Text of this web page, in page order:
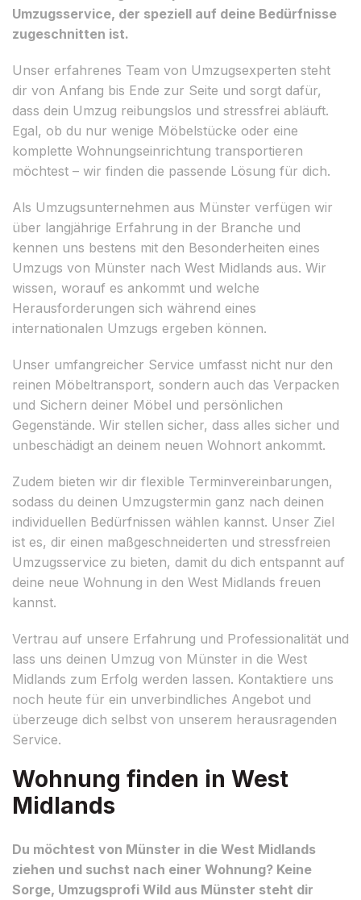
Umzugsservice, der speziell auf deine Bedürfnisse
zugeschnitten ist.
Unser erfahrenes Team von Umzugsexperten steht
dir von Anfang bis Ende zur Seite und sorgt dafür,
dass dein Umzug reibungslos und stressfrei abläuft.
Egal, ob du nur wenige Möbelstücke oder eine
komplette Wohnungseinrichtung transportieren
möchtest – wir finden die passende Lösung für dich.
Als Umzugsunternehmen aus Münster verfügen wir
über langjährige Erfahrung in der Branche und
kennen uns bestens mit den Besonderheiten eines
Umzugs von Münster nach West Midlands aus. Wir
wissen, worauf es ankommt und welche
Herausforderungen sich während eines
internationalen Umzugs ergeben können.
Unser umfangreicher Service umfasst nicht nur den
reinen Möbeltransport, sondern auch das Verpacken
und Sichern deiner Möbel und persönlichen
Gegenstände. Wir stellen sicher, dass alles sicher und
unbeschädigt an deinem neuen Wohnort ankommt.
Zudem bieten wir dir flexible Terminvereinbarungen,
sodass du deinen Umzugstermin ganz nach deinen
individuellen Bedürfnissen wählen kannst. Unser Ziel
ist es, dir einen maßgeschneiderten und stressfreien
Umzugsservice zu bieten, damit du dich entspannt auf
deine neue Wohnung in den West Midlands freuen
kannst.
Vertrau auf unsere Erfahrung und Professionalität und
lass uns deinen Umzug von Münster in die West
Midlands zum Erfolg werden lassen. Kontaktiere uns
noch heute für ein unverbindliches Angebot und
überzeuge dich selbst von unserem herausragenden
Service.
Wohnung finden in West
Midlands
Du möchtest von Münster in die West Midlands
ziehen und suchst nach einer Wohnung? Keine
Sorge, Umzugsprofi Wild aus Münster steht dir